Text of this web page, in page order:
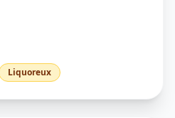
Liquoreux